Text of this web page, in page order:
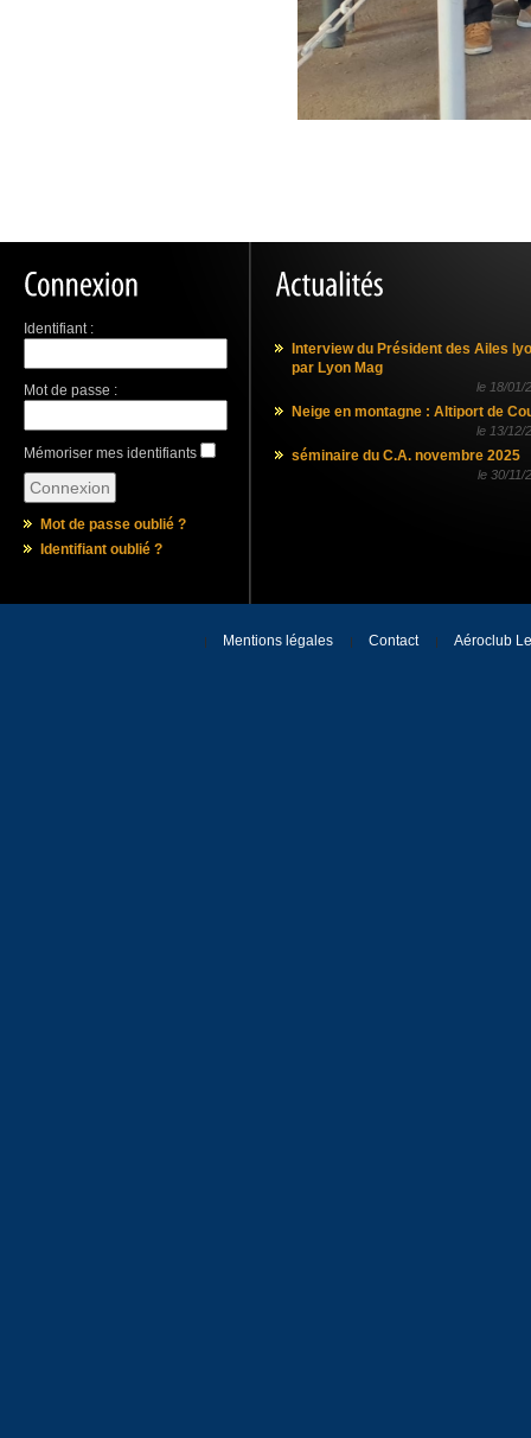
Identifiant :
Mot de passe :
Mémoriser mes identifiants
Mot de passe oublié ?
Identifiant oublié ?
Interview du Président des Ailes
par Lyon Mag
le 18/01/
Neige en montagne : Altiport de
le 13/12/
séminaire du C.A. novembre 2025
le 30/11/
Mentions légales Contact Aéroclub